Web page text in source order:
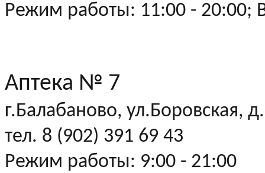
Режим работы: 11:00 - 20:00;
Аптека № 7
г.Балабаново, ул.Боровская,
тел. 8 (902) 391 69 43
Режим работы: 9:00 - 21:00